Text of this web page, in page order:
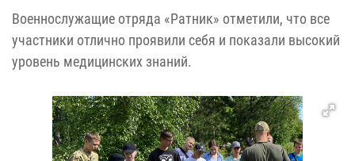
Военнослужащие отряда «Ратник» отметили, что все
участники отлично проявили себя и показали высокий
уровень медицинских знаний.